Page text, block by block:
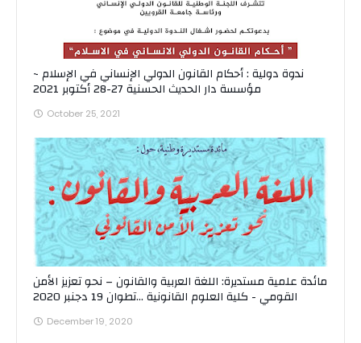
ندوة دولية : أحكام القانون الدولي الإنساني في الإسلام ~
مؤسسة دار الحديث الحسنية 27-28 أكتوبر 2021
October 25, 2021
مائدة علمية مستديرة: اللغة العربية والقانون – نحو تعزيز الأمن
القومي - كلية العلوم القانونية ...تطوان 19 دجنبر 2020
December 19, 2020